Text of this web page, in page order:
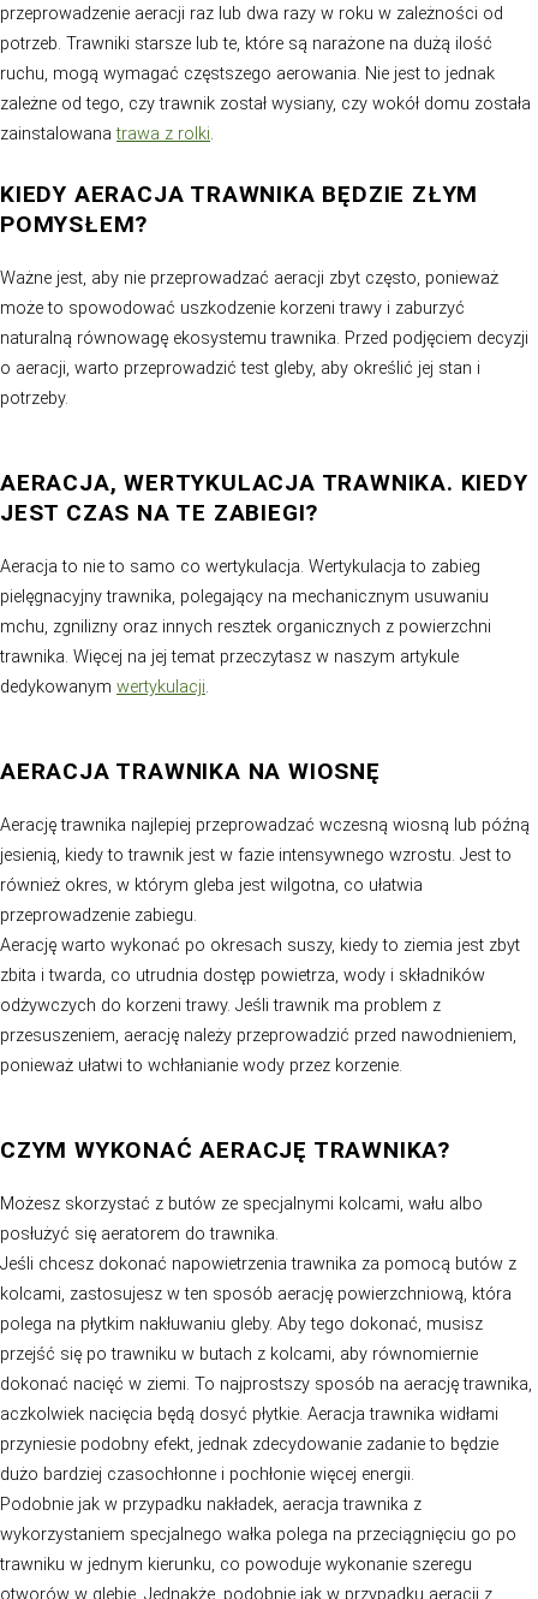
Zabieg ten również zmniejsza ubicie gleby pod
powiększa pojemność wodną gleby, zmniejsza
powierzchniowe i tworzenie kałuży.
Korzenie trawy stają się silniejsze, co wzmacnia
murawy na upał i suszę.
co znacznie poprawia przepływ wody i wpływa
sprężystość oraz miękkość źdźbeł trawy.
trawniku, musisz pamiętać o aeracji.Pielęgnacja
sposób przyniesie mnóstwo korzyści!
TRAWNIK CO NAJMNIEJ RAZ W
Częstotliwość aeracji trawnika zależy od wielu
typ gleby, stopień zanieczyszczenia trawnika,
użytkowania i wiek trawnika. Ogólnie jednak zaleca się
przeprowadzenie aeracji raz lub dwa razy w roku w
ruchu, mogą wymagać częstszego aerowania. Nie jest
zainstalowana
trawa z rolki
KIEDY AERACJA TRAWNIKA BĘDZIE
POMYSŁEM?
Ważne jest, aby nie przeprowadzać aeracji zbyt często,
może to spowodować uszkodzenie korzeni trawy i
o aeracji, warto przeprowadzić test gleby, aby określić
AERACJA, WERTYKULACJA
JEST CZAS NA TE ZABIEGI?
Aeracja to nie to samo co wertykulacja. Wertykulacja to
pielęgnacyjny trawnika, polegający na mechanicznym
mchu, zgnilizny oraz innych resztek organicznych z
trawnika. Więcej na jej temat przeczytasz w naszym
dedykowanymwertykulacji.